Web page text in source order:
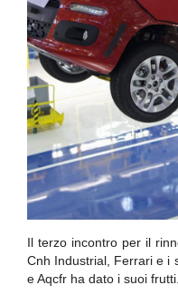
Il terzo incontro per il
Cnh Industrial, Ferrari e i
e Aqcfr ha dato i suoi frutti.